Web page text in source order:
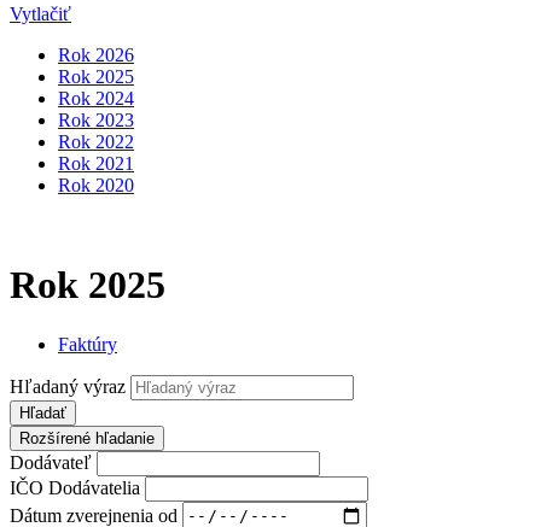
Vytlačiť
Rok 2026
Rok 2025
Rok 2024
Rok 2023
Rok 2022
Rok 2021
Rok 2020
Rok 2025
Faktúry
Hľadaný výraz
Hľadať
Rozšírené hľadanie
Dodávateľ
IČO Dodávatelia
Dátum zverejnenia od